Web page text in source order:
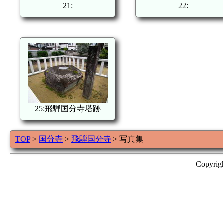
21: 22:
25:飛騨国分寺塔跡
TOP> 国分寺 > 飛騨国分寺 > 写真集